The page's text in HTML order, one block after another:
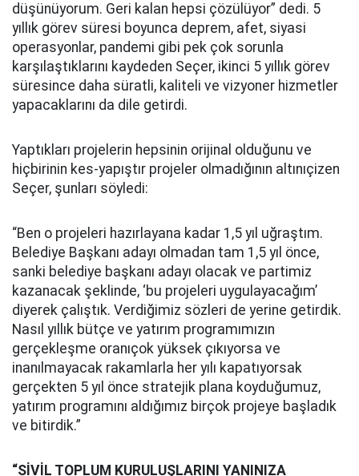
düşünüyorum. Geri kalan hepsi çözülüyor” dedi. 5
yıllık görev süresi boyunca deprem, afet, siyasi
operasyonlar, pandemi gibi pek çok sorunla
karşılaştıklarını kaydeden Seçer, ikinci 5 yıllık görev
süresince daha süratli, kaliteli ve vizyoner hizmetler
yapacaklarını da dile getirdi.
Yaptıkları projelerin hepsinin orijinal olduğunu ve
hiçbirinin kes-yapıştır projeler olmadığının altınıçizen
Seçer, şunları söyledi:
“Ben o projeleri hazırlayana kadar 1,5 yıl uğraştım.
Belediye Başkanı adayı olmadan tam 1,5 yıl önce,
sanki belediye başkanı adayı olacak ve partimiz
kazanacak şeklinde, ‘bu projeleri uygulayacağım’
diyerek çalıştık. Verdiğimiz sözleri de yerine getirdik.
Nasıl yıllık bütçe ve yatırım programımızın
gerçekleşme oranıçok yüksek çıkıyorsa ve
inanılmayacak rakamlarla her yılı kapatıyorsak
gerçekten 5 yıl önce stratejik plana koyduğumuz,
yatırım programını aldığımız birçok projeye başladık
ve bitirdik.”
“SİVİL TOPLUM KURULUŞLARINI YANINIZA